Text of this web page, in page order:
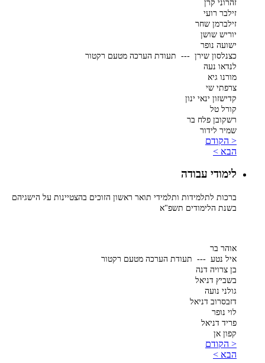
זהרוני קרן
זילבר רועי
זילברמן שחר
יוריש שושן
ישועה נופר
כצנלסון שירן --- תעודת הערכה מטעם רקטור
לנדאו נעה
מורנו גיא
צרפתי שי
קדישזון ינאי ינון
קורל טל
רשקובן פלח בר
שמיר לידור
< הקודם
הבא >
לימודי עבודה
ברכות לתלמידות ותלמידי תואר ראשון הזוכים בהצטיינות על הישגיהם
בשנת הלימודים תשפ"א
אוהר בר
איל נטע --- תעודת הערכה מטעם רקטור
בן צרויה דנה
בשביץ דניאל
גולני נועה
דזבסרוב דניאל
לוי נופר
פריד דניאל
קפון אן
< הקודם
הבא >